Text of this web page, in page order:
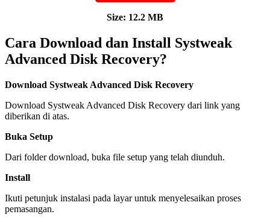
Size: 12.2 MB
Cara Download dan Install Systweak
Advanced Disk Recovery?
Download Systweak Advanced Disk Recovery
Download Systweak Advanced Disk Recovery dari link yang
diberikan di atas.
Buka Setup
Dari folder download, buka file setup yang telah diunduh.
Install
Ikuti petunjuk instalasi pada layar untuk menyelesaikan proses
pemasangan.